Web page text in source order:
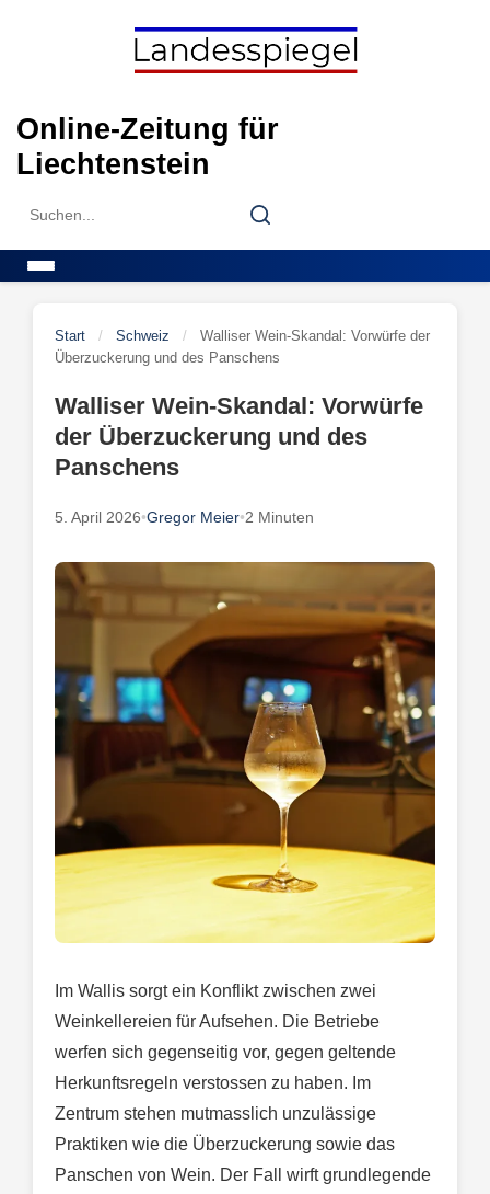
Online-Zeitung für
Liechtenstein
Search
Search
Start / Schweiz /
Walliser Wein-Skandal: Vorwürfe der
Überzuckerung und des Panschens
Walliser Wein-Skandal: Vorwürfe
der Überzuckerung und des
Panschens
5. April 2026•Gregor Meier•2 Minuten
Im Wallis sorgt ein Konflikt zwischen zwei
Weinkellereien für Aufsehen. Die Betriebe
werfen sich gegenseitig vor, gegen geltende
Herkunftsregeln verstossen zu haben. Im
Zentrum stehen mutmasslich unzulässige
Praktiken wie die Überzuckerung sowie das
Panschen von Wein. Der Fall wirft grundlegende